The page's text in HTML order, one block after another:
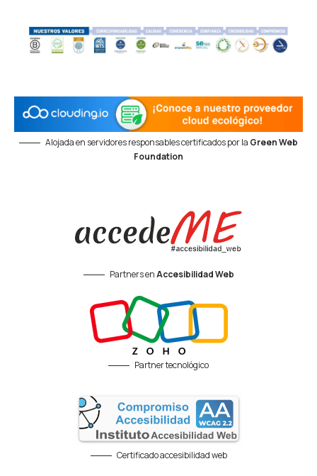
Alojada en servidores responsables certificados por la Green Web
Foundation
Partners enAccesibilidad Web
Partner tecnológico
Certificado accesibilidad web